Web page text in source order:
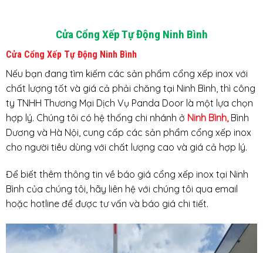
Cửa Cổng Xếp Tự Động Ninh Bình
Cửa Cổng Xếp Tự Động Ninh Bình
Nếu bạn đang tìm kiếm các sản phẩm cổng xếp inox với
chất lượng tốt và giá cả phải chăng tại Ninh Bình, thì công
ty TNHH Thương Mại Dịch Vụ Panda Door là một lựa chọn
hợp lý. Chúng tôi có hệ thống chi nhánh ở Ninh Bình,Bình
Dương và Hà Nội, cung cấp các sản phẩm cổng xếp inox
cho người tiêu dùng với chất lượng cao và giá cả hợp lý.
Để biết thêm thông tin về báo giá cổng xếp inox tại Ninh
Bình của chúng tôi, hãy liên hệ với chúng tôi qua email
hoặc hotline để được tư vấn và báo giá chi tiết.